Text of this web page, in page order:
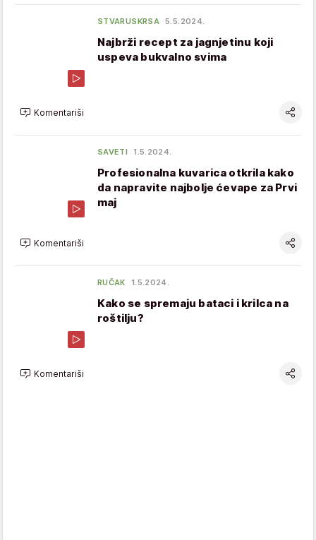
STVARUSKRSA 5.5.2024.
Najbrži recept za jagnjetinu koji
uspeva bukvalno svima
Komentariši
SAVETI 1.5.2024.
Profesionalna kuvarica otkrila kako
da napravite najbolje ćevape za Prvi
maj
Komentariši
RUČAK 1.5.2024.
Kako se spremaju bataci i krilca na
roštilju?
Komentariši